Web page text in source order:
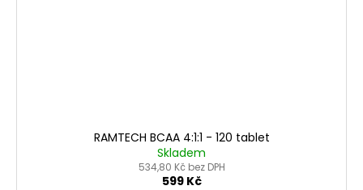
RAMTECH BCAA 4:1:1 - 120 tablet
Skladem
534,80 Kč bez DPH
599 Kč